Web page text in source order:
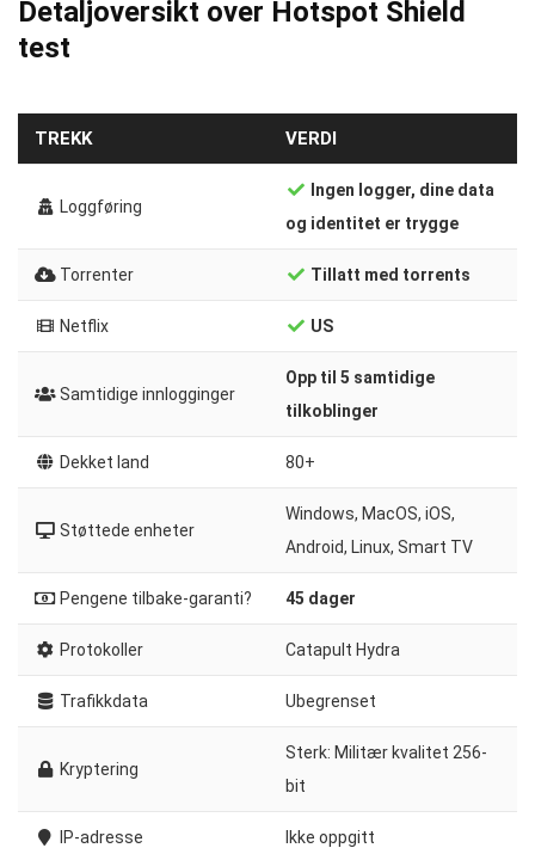
Detaljoversikt over Hotspot Shield
test
TREKK VERDI
Loggføring
Ingen logger, dine data
og identitet er trygge
Torrenter Tillatt med torrents
Netflix US
Samtidige innlogginger
Opp til 5 samtidige
tilkoblinger
Dekket land 80+
Støttede enheter
Windows, MacOS, iOS,
Android, Linux, Smart TV
Pengene tilbake-garanti? 45 dager
Protokoller Catapult Hydra
Trafikkdata Ubegrenset
Kryptering
Sterk: Militær kvalitet 256-
bit
IP-adresse Ikke oppgitt